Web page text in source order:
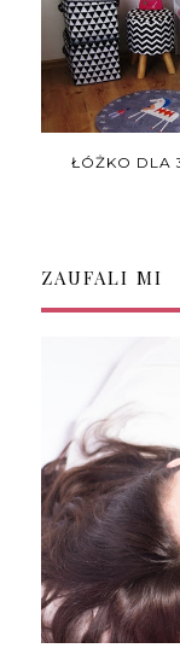
ŁÓŻKO DLA
ZAUFALI MI